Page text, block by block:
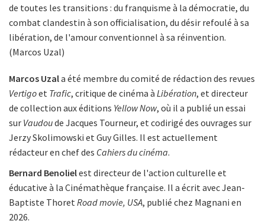
de toutes les transitions : du franquisme à la démocratie, du
combat clandestin à son officialisation, du désir refoulé à sa
libération, de l'amour conventionnel à sa réinvention.
(Marcos Uzal)
Marcos Uzala été membre du comité de rédaction des revues
Vertigoet Trafic, critique de cinéma à Libération, et directeur
de collection aux éditions Yellow Now, où il a publié un essai
sur Vaudoude Jacques Tourneur, et codirigé des ouvrages sur
Jerzy Skolimowski et Guy Gilles. Il est actuellement
rédacteur en chef des Cahiers du cinéma.
Bernard Benolielest directeur de l'action culturelle et
éducative à la Cinémathèque française. Il a écrit avec Jean-
Baptiste ThoretRoad movie, USA, publié chez Magnani en
2026.